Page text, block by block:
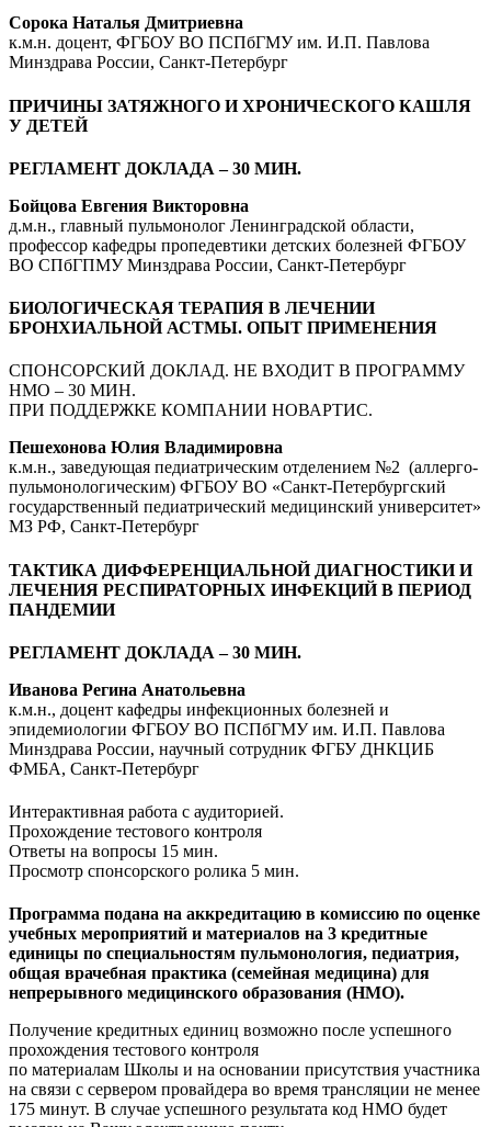
Сорока Наталья Дмитриевна
к.м.н. доцент, ФГБОУ ВО ПСПбГМУ им. И.П. Павлова
Минздрава России, Санкт-Петербург
ПРИЧИНЫ ЗАТЯЖНОГО И ХРОНИЧЕСКОГО КАШЛЯ
У ДЕТЕЙ
РЕГЛАМЕНТ ДОКЛАДА – 30 МИН.
Бойцова Евгения Викторовна
д.м.н., главный пульмонолог Ленинградской области,
профессор кафедры пропедевтики детских болезней ФГБОУ
ВО СПбГПМУ Минздрава России, Санкт-Петербург
БИОЛОГИЧЕСКАЯ ТЕРАПИЯ В ЛЕЧЕНИИ
БРОНХИАЛЬНОЙ АСТМЫ. ОПЫТ ПРИМЕНЕНИЯ
СПОНСОРСКИЙ ДОКЛАД. НЕ ВХОДИТ В ПРОГРАММУ
НМО – 30 МИН.
ПРИ ПОДДЕРЖКЕ КОМПАНИИ НОВАРТИС.
Пешехонова Юлия Владимировна
к.м.н., заведующая педиатрическим отделением №2 (аллерго-
пульмонологическим) ФГБОУ ВО «Санкт-Петербургский
государственный педиатрический медицинский университет»
МЗ РФ, Санкт-Петербург
ТАКТИКА ДИФФЕРЕНЦИАЛЬНОЙ ДИАГНОСТИКИ И
ЛЕЧЕНИЯ РЕСПИРАТОРНЫХ ИНФЕКЦИЙ В ПЕРИОД
ПАНДЕМИИ
РЕГЛАМЕНТ ДОКЛАДА – 30 МИН.
Иванова Регина Анатольевна
к.м.н., доцент кафедры инфекционных болезней и
эпидемиологии ФГБОУ ВО ПСПбГМУ им. И.П. Павлова
Минздрава России, научный сотрудник ФГБУ ДНКЦИБ
ФМБА, Санкт-Петербург
Интерактивная работа с аудиторией.
Прохождение тестового контроля
Ответы на вопросы 15 мин.
Просмотр спонсорского ролика 5 мин.
Программа подана на аккредитацию в комиссию по оценке
учебных мероприятий и материалов на 3 кредитные
единицы по специальностям пульмонология, педиатрия,
общая врачебная практика (семейная медицина) для
непрерывного медицинского образования (НМО).
Получение кредитных единиц возможно после успешного
прохождения тестового контроля
по материалам Школы и на основании присутствия участника
на связи с сервером провайдера во время трансляции не менее
175 минут. В случае успешного результата код НМО будет